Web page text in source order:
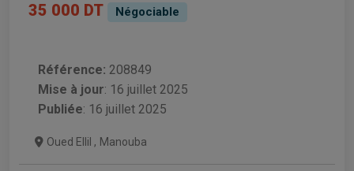
35 000 DT Négociable
Référence: 208849
Mise à jour: 16 juillet 2025
Publiée: 16 juillet 2025
Oued Ellil , Manouba